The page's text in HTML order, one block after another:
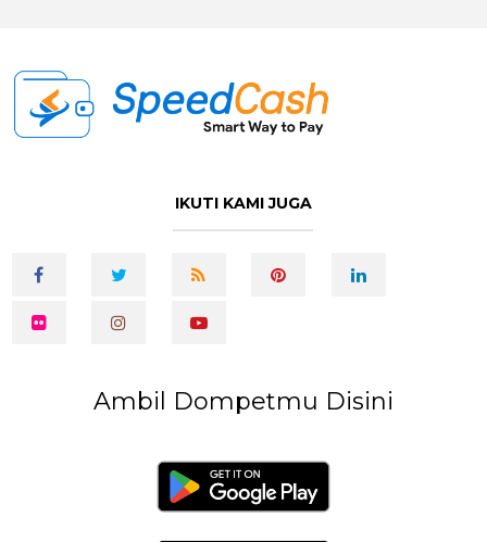
IKUTI KAMI JUGA
Ambil Dompetmu Disini